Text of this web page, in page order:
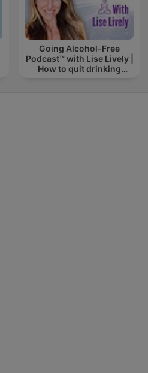
Going Alcohol-Free
Podcast™ with Lise Lively |
How to quit drinking